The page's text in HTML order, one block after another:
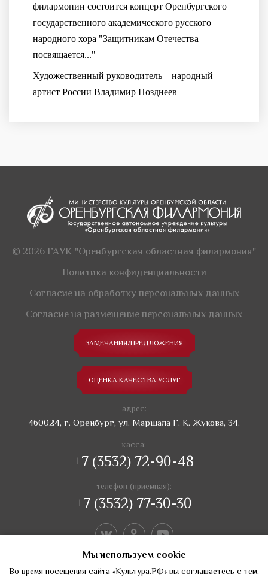
филармонии состоится концерт Оренбургского
государственного академического русского
народного хора "Защитникам Отечества
посвящается..."
Художественный руководитель – народный
артист России Владимир Позднеев
Мы используем сookie
Во время посещения сайта «Культура.РФ» вы соглашаетесь с тем,
© 2026 ГАУК "Оренбургская областная филармония"
Политика конфиденциальности
Согласие на обработку персональных данных
Согласие на размещение персональных данных
ЗАМЕЧАНИЯ/ПРЕДЛОЖЕНИЯ
ОЦЕНКА КАЧЕСТВА УСЛУГ
адрес:
460024, г. Оренбург, ул. Маршала Г. К. Жукова, 34.
касса:
+7 (3532) 72-90-48
телефон (приемная):
+7 (3532) 77-30-30